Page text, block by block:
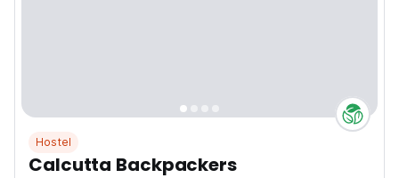
Hostel
Calcutta Backpackers